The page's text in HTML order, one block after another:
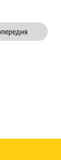
стаття: